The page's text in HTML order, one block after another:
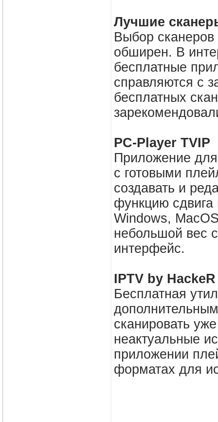
Лучшие
Выбор
обширен. В
бесплатные
справляются с
бесплатных
PC-Player TVIP
Приложение для
с готовыми
создавать и
функцию сдвига
Windows,
небольшой вес
интерфейс.
IPTV by HackeR
Бесплатная
сканировать
неактуальные
приложении
форматах для